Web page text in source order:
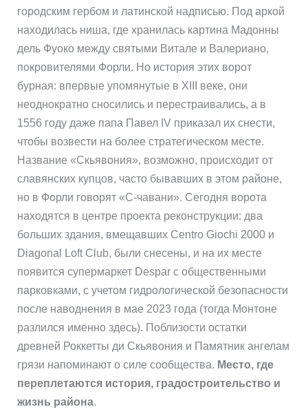
городским гербом и латинской надписью. Под аркой
находилась ниша, где хранилась картина Мадонны
дель Фуоко между святыми Витале и Валериано,
покровителями Форли. Но история этих ворот
бурная: впервые упомянутые в XIII веке, они
неоднократно сносились и перестраивались, а в
1556 году даже папа Павел IV приказал их снести,
чтобы возвести на более стратегическом месте.
Название «Скьявония», возможно, происходит от
славянских купцов, часто бывавших в этом районе,
но в Форли говорят «С-чавани». Сегодня ворота
находятся в центре проекта реконструкции: два
больших здания, вмещавших Centro Giochi 2000 и
Diagonal Loft Club, были снесены, и на их месте
появится супермаркет Despar с общественными
парковками, с учетом гидрологической безопасности
после наводнения в мае 2023 года (тогда Монтоне
разлился именно здесь). Поблизости остатки
древней Роккетты ди Скьявония и Памятник ангелам
грязи напоминают о силе сообщества. Место, где
переплетаются история, градостроительство и
жизнь района.